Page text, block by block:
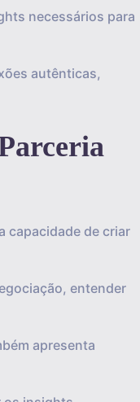
necessários para
autênticas,
capacidade de criar
entender
apresenta